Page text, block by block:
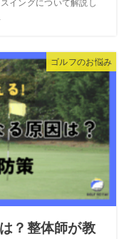
イングについて解説し
ゴルフのお悩み
？整体師が教